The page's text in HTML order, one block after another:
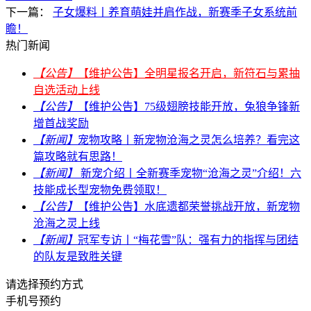
下一篇：
子女爆料丨养育萌娃并肩作战，新赛季子女系统前
瞻！
热门新闻
【公告】
【维护公告】全明星报名开启，新符石与累抽
自选活动上线
【公告】
【维护公告】75级翅膀技能开放，兔狼争锋新
增首战奖励
【新闻】 宠物攻略丨新宠物沧海之灵怎么培养？看完这
篇攻略就有思路！
【新闻】
新宠介绍丨全新赛季宠物“沧海之灵”介绍！六
技能成长型宠物免费领取！
【公告】
【维护公告】水底遗都荣誉挑战开放，新宠物
沧海之灵上线
【新闻】 冠军专访丨“梅花雪”队：强有力的指挥与团结
的队友是致胜关键
请选择预约方式
手机号预约